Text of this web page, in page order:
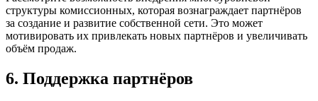
структуры комиссионных, которая вознаграждает партнёров
за создание и развитие собственной сети. Это может
мотивировать их привлекать новых партнёров и увеличивать
объём продаж.
6. Поддержка партнёров